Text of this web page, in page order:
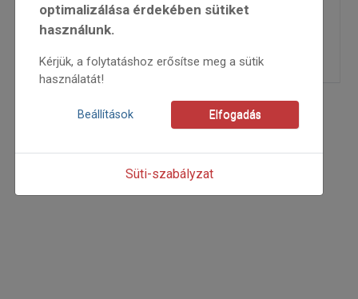
Bata Tímea,Tasnádi
optimalizálása érdekében sütiket
használunk.
Kérjük, a folytatáshoz erősítse meg a sütik
használatát!
Beállítások Elfogadás
Süti-szabályzat